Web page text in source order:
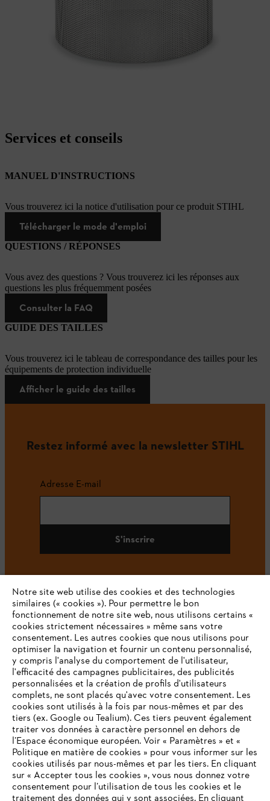
Services et conseils
MANUEL D'INSTRUCTIONS
Vous trouverez ici la notice d'utilisation pour ce produit STIHL
Télécharger le mode d'emploi
QUESTIONS / RÉPONSES
Vous avez des questions ? Vous trouverez ici les réponses aux
questions les plus fréquemment posées
Consulter la FAQ
GUIDE DES TAILLES
Vous trouverez ici le tableau de correspondance des tailles pour les
équipements de protection individuelle
Afficher le guide des tailles
Restez informé avec la newsletter STIHL
Adresse E-mail
S'inscrire
#STIHL
L'Entreprise
STIHL FAQ
VOTRE NAVIGATEUR INTERNET
Notre site web utilise des cookies et des technologies
similaires (« cookies »). Pour permettre le bon
fonctionnement de notre site web, nous utilisons certains «
cookies strictement nécessaires » même sans votre
consentement. Les autres cookies que nous utilisons pour
optimiser la navigation et fournir un contenu personnalisé,
y compris l'analyse du comportement de l'utilisateur,
l'efficacité des campagnes publicitaires, des publicités
personnalisées et la création de profils d'utilisateurs
complets, ne sont placés qu'avec votre consentement. Les
cookies sont utilisés à la fois par nous-mêmes et par des
tiers (ex. Google ou Tealium). Ces tiers peuvent également
traiter vos données à caractère personnel en dehors de
l’Espace économique européen. Voir « Paramètres » et «
Politique en matière de cookies » pour vous informer sur les
cookies utilisés par nous-mêmes et par les tiers. En cliquant
sur « Accepter tous les cookies », vous nous donnez votre
consentement pour l’utilisation de tous les cookies et le